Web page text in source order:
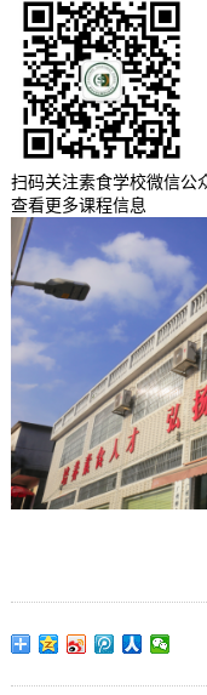
扫码关注素食学校微信公
查看更多课程信息